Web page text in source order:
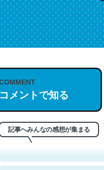
コメントで知る
記事へみんなの感想が集まる
これは名文。彼はとてもク
もお勧め。自分はこの流れ
─今のこの状況が信じられるかい